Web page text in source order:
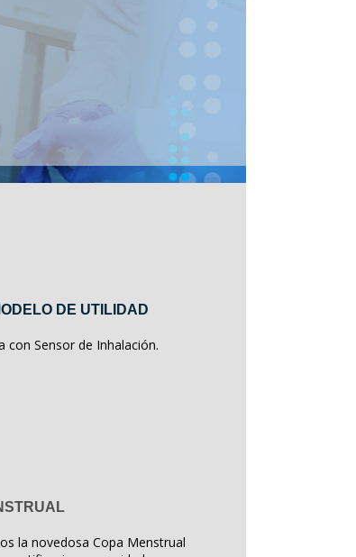
DE UTILIDAD
con Sensor de Inhalación.
la novedosa Copa Menstrual